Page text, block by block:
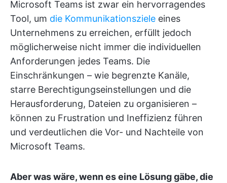
Microsoft Teams ist zwar ein hervorragendes
Tool, um die Kommunikationsziele eines
Unternehmens zu erreichen, erfüllt jedoch
möglicherweise nicht immer die individuellen
Anforderungen jedes Teams. Die
Einschränkungen – wie begrenzte Kanäle,
starre Berechtigungseinstellungen und die
Herausforderung, Dateien zu organisieren –
können zu Frustration und Ineffizienz führen
und verdeutlichen die Vor- und Nachteile von
Microsoft Teams.
Aber was wäre, wenn es eine Lösung gäbe, die